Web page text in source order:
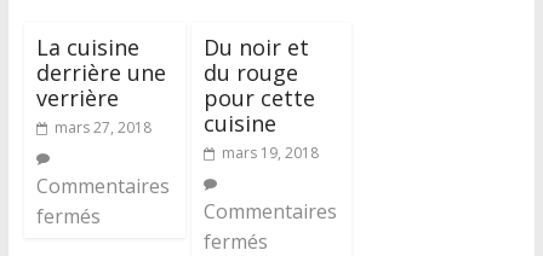
La cuisine
derrière une
verrière
mars 27, 2018
Commentaires
fermés
Du noir et
du rouge
pour cette
cuisine
mars 19, 2018
Commentaires
fermés